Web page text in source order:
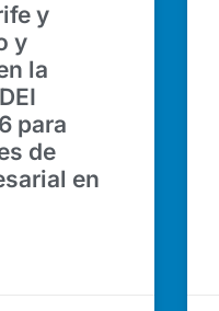
y
y
la
para
de
en